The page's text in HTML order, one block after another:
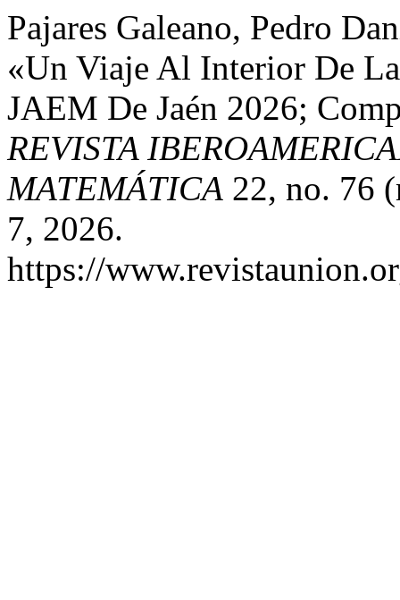
Pajares Galeano, Pedro
«Un Viaje Al Interior De
JAEM De Jaén 2026;
REVISTA
MATEMÁTICA 22, no. 76
7, 2026.
https://